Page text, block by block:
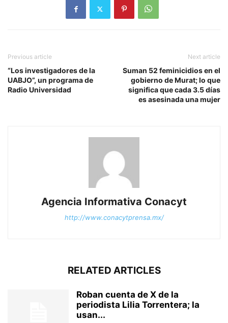
Previous article
“Los investigadores de la
UABJO”, un programa de
Radio Universidad
Next article
Suman 52 feminicidios en el
gobierno de Murat; lo que
significa que cada 3.5 días
es asesinada una mujer
Agencia Informativa Conacyt
http://www.conacytprensa.mx/
RELATED ARTICLES
Roban cuenta de X de la
periodista Lilia Torrentera; la
usan...